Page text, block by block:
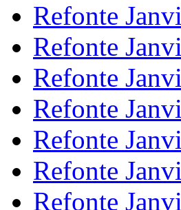
Refonte
Refonte
Refonte
Refonte
Refonte
Refonte
Refonte